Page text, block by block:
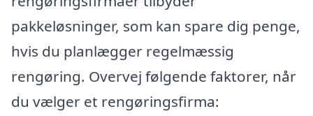
pakkeløsninger, som kan spare dig penge,
hvis du planlægger regelmæssig
rengøring. Overvej følgende faktorer, når
du vælger et rengøringsfirma: